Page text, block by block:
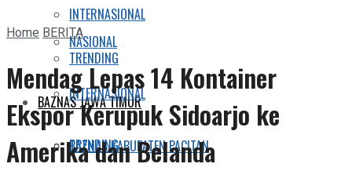
INTERNASIONAL
TRENDING
BAZNAS JAWA TIMUR
BAZNAS KABUPATEN PACITAN
NASIONAL
INTERNASIONAL
TRENDING
HomeBERITA
Mendag Lepas 14 Kontainer
Ekspor Kerupuk Sidoarjo ke
Amerika dan Belanda